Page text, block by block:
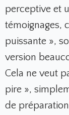
perceptive et
témoignages,
puissante »,
version
Cela ne veut
pire »,
de